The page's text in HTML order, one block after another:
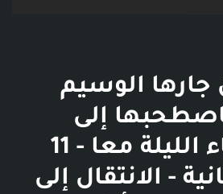
جارها الوسيم
إلى
غرفته لقضاء الليلة معا - 11
و52 ثانية - الانتقال إلى